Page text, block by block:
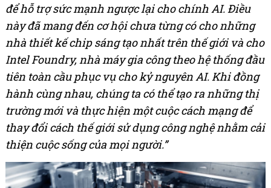
để hỗ trợ sức mạnh ngược lại cho chính AI. Điều
này đã mang đến cơ hội chưa từng có cho những
nhà thiết kế chip sáng tạo nhất trên thế giới và cho
Intel Foundry, nhà máy gia công theo hệ thống đầu
tiên toàn cầu phục vụ cho kỷ nguyên AI. Khi đồng
hành cùng nhau, chúng ta có thể tạo ra những thị
trường mới và thực hiện một cuộc cách mạng để
thay đổi cách thế giới sử dụng công nghệ nhằm cải
thiện cuộc sống của mọi người.”